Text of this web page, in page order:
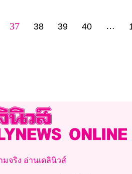
37 38 39 40 …
มจริง อ่านเดลินิวส์